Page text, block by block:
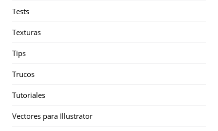
Tests
Texturas
Tips
Trucos
Tutoriales
Vectores para Illustrator